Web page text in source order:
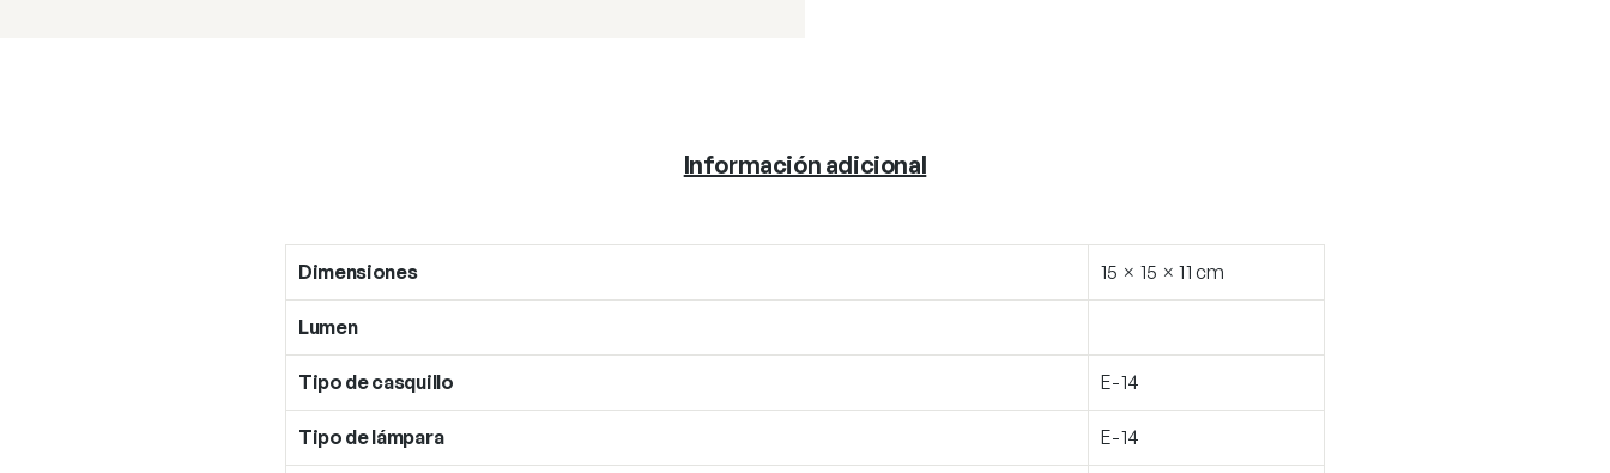
Información adicional
Dimensiones 15 × 15 × 11 cm
Lumen
Tipo de casquillo E-14
Tipo de lámpara E-14